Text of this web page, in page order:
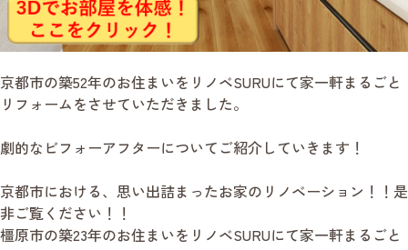
京都市の築52年のお住まいをリノベSURUにて家一軒まるごと
リフォームをさせていただきました。
劇的なビフォーアフターについてご紹介していきます！
京都市における、思い出詰まったお家のリノベーション！！是
非ご覧ください！！
橿原市の築23年のお住まいをリノベSURUにて家一軒まるごと